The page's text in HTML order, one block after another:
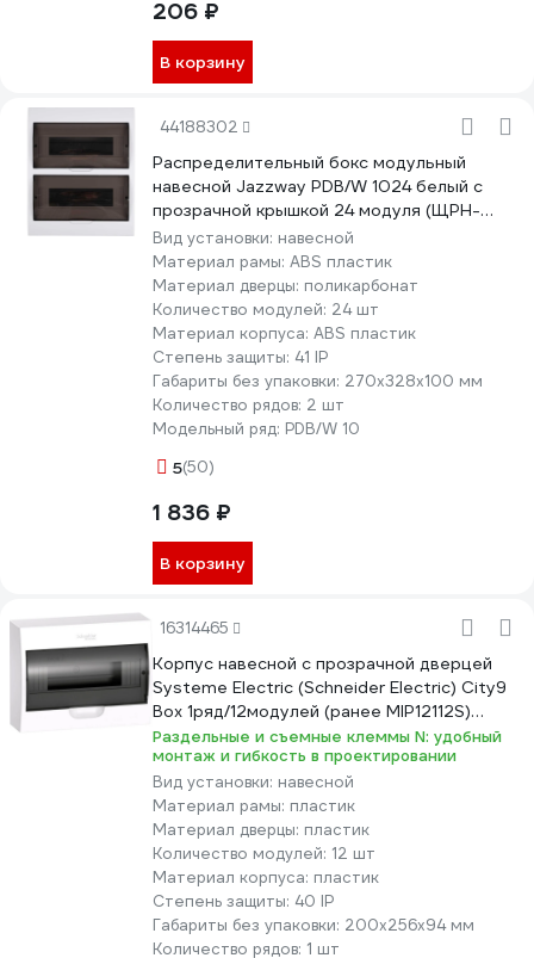
206 ₽
В корзину
44188302
Распределительный бокс модульный
навесной Jazzway PDB/W 1024 белый с
прозрачной крышкой 24 модуля (ЩРН-
П-24) IP41 5071698
Вид установки: навесной
Материал рамы: ABS пластик
Материал дверцы: поликарбонат
Количество модулей: 24 шт
Материал корпуса: ABS пластик
Степень защиты: 41 IP
Габариты без упаковки: 270х328х100 мм
Количество рядов: 2 шт
Модельный ряд: PDB/W 10
5(50)
1 836 ₽
В корзину
16314465
Корпус навесной с прозрачной дверцей
Systeme Electric (Schneider Electric) City9
Box 1ряд/12модулей (ранее MIP12112S)
EZ9E112S2SRU
Раздельные и съемные клеммы N: удобный
монтаж и гибкость в проектировании
Вид установки: навесной
Материал рамы: пластик
Материал дверцы: пластик
Количество модулей: 12 шт
Материал корпуса: пластик
Степень защиты: 40 IP
Габариты без упаковки: 200х256х94 мм
Количество рядов: 1 шт